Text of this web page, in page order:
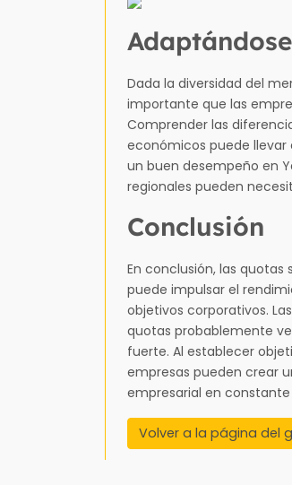
Dada la diversidad del
importante que las
Comprender las
económicos puede llevar
un buen desempeño en
regionales pueden
Conclusión
En conclusión, las
puede impulsar el
objetivos corporativos.
quotas probablemente
fuerte. Al establecer
empresas pueden crear
empresarial en
Volver a la página del